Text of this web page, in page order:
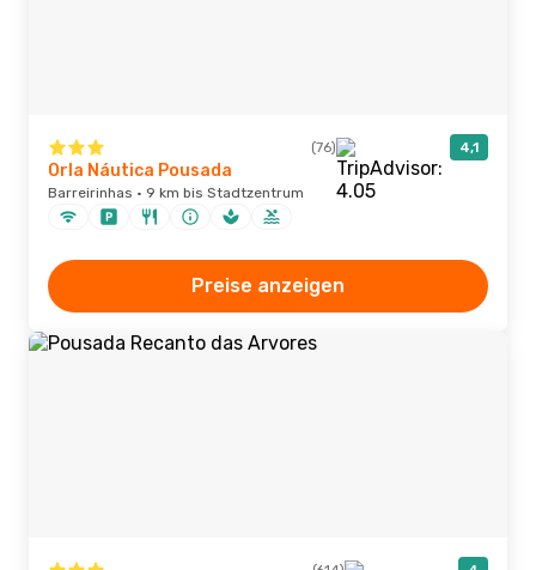
(76) 4,1
Orla Náutica Pousada
Barreirinhas · 9 km bis Stadtzentrum
Preise anzeigen